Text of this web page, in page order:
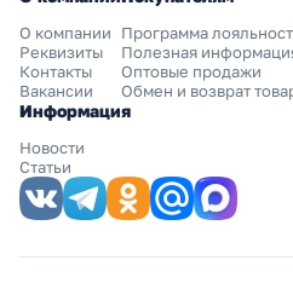
О компании
Реквизиты
Контакты
Вакансии
Программа
Полезная
Оптовые продажи
Обмен и возврат
Информация
Новости
Статьи